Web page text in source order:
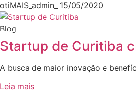
otiMAIS_admin_ 15/05/2020
Blog
Startup de Curitiba
A busca de maior inovação e
Leia mais